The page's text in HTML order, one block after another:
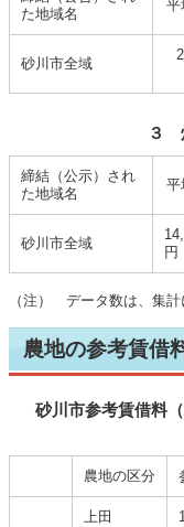
た地域名
平
砂川市全域
３
締結（公示）され
た地域名
平
砂川市全域
円
（注） データ数は、集計
農地の参考賃借
砂川市参考賃借料
農地の区分
上田